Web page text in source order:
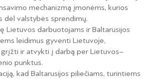
mechanizmą įmonėms, kurios
dėl valstybės sprendimų.
Lietuvos darbuotojams ir Baltarusijos
leidimus gyventi Lietuvoje,
ir atvykti į darbą per Lietuvos–
punktus.
kad Baltarusijos piliečiams, turintiems